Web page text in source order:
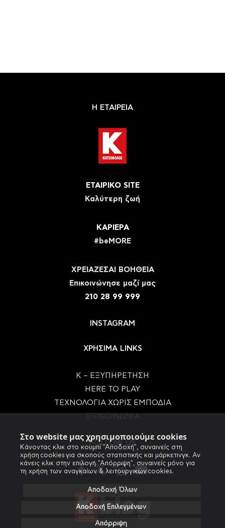
Στο website μας χρησιμοποιούμε cookies
Κάνοντας κλικ στο κουμπί "Αποδοχή", συναινείς στη
χρήση cookies για σκοπούς στατιστικής και μάρκετινγκ. Αν
κάνεις κλικ στην επιλογή "Απόρριψη", συναινείς μόνο για
τη χρήση των αναγκαίων & λειτουργικών cookies.
Αποδοχή Όλων
Αποδοχή Επιλεγμένων
Απόρριψη
Η ΕΤΑΙΡΕΙΑ
ΕΤΑΙΡΙΚΟ SITE
Καλύτερη ζωή
ΚΑΡΙΕΡΑ
#beMORE
ΧΡΕΙΑΖΕΣΑΙ ΒΟΗΘΕΙΑ
Eπικοινώνησε μαζί μας
210 28 99 999
INSTAGRAM
ΧΡΗΣΙΜΑ LINKS
Κ – ΕΞΥΠΗΡΕΤΗΣΗ
HERE TO PLAY
ΤΕΧΝΟΛΟΓΙΑ ΧΩΡΙΣ ΕΜΠΟΔΙΑ
FOLLOW US